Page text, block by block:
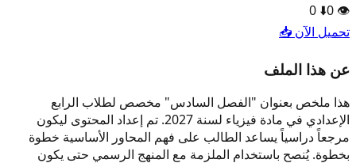
👁️
0
⬇️
0
تحميل الآن 📥
عن هذا الملف
هذا ملخص بعنوان "الفصل السادس" مخصص لطلاب الرابع
الإعدادي في مادة فيزياء لسنة 2027. تم إعداد المحتوى ليكون
مرجعاً دراسياً يساعد الطالب على فهم المحاور الأساسية خطوة
بخطوة. يُنصح باستخدام الملزمة مع المنهج الرسمي حتى يكون